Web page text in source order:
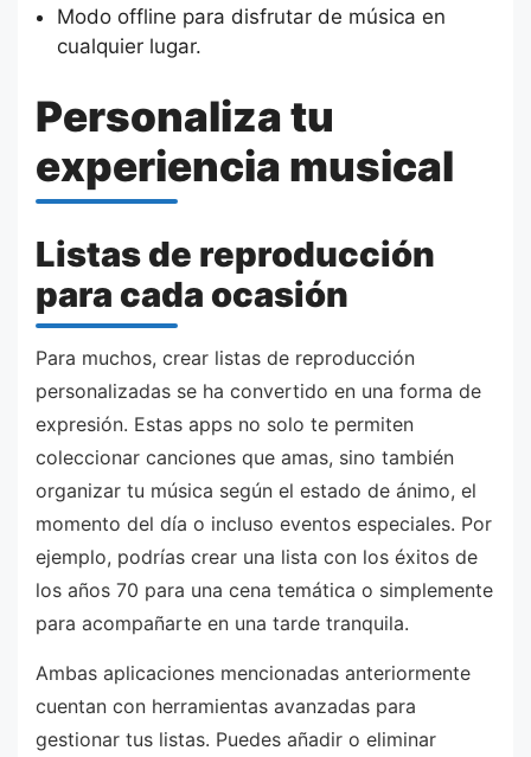
Modo offline para disfrutar de música en
cualquier lugar.
Personaliza tu
experiencia musical
Listas de reproducción
para cada ocasión
Para muchos, crear listas de reproducción
personalizadas se ha convertido en una forma de
expresión. Estas apps no solo te permiten
coleccionar canciones que amas, sino también
organizar tu música según el estado de ánimo, el
momento del día o incluso eventos especiales. Por
ejemplo, podrías crear una lista con los éxitos de
los años 70 para una cena temática o simplemente
para acompañarte en una tarde tranquila.
Ambas aplicaciones mencionadas anteriormente
cuentan con herramientas avanzadas para
gestionar tus listas. Puedes añadir o eliminar